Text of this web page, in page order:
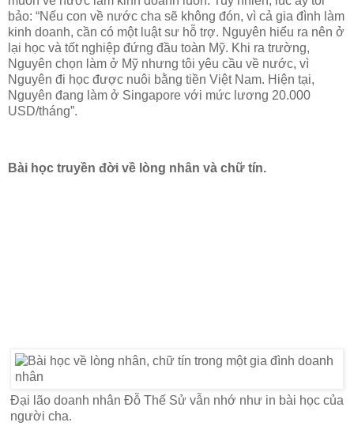
bảo: “Nếu con về nước cha sẽ không đón, vì cả gia đình làm
kinh doanh, cần có một luật sư hỗ trợ. Nguyên hiểu ra nên ở
lại học và tốt nghiệp đứng đầu toàn Mỹ. Khi ra trường,
Nguyên chọn làm ở Mỹ nhưng tôi yêu cầu về nước, vì
Nguyên đi học được nuôi bằng tiền Việt Nam. Hiện tại,
Nguyên đang làm ở Singapore với mức lương 20.000
USD/tháng”.
Bài học truyền đời về lòng nhân và chữ tín.
Đại lão doanh nhân Đỗ Thế Sử vẫn nhớ như in bài học của
người cha.